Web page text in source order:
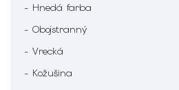
- Hnedá farba
- Obojstranný
- Vrecká
- Kožušina